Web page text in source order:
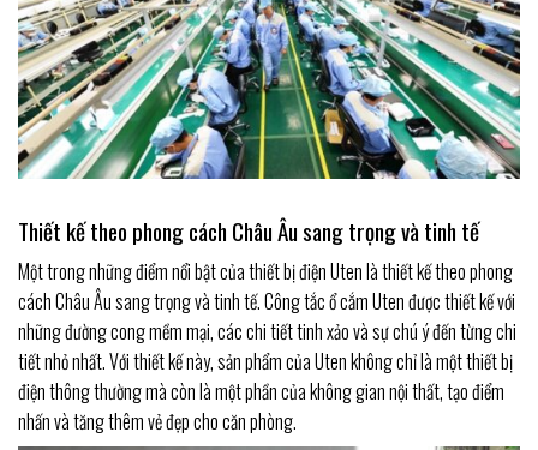
Thiết kế theo phong cách Châu Âu sang trọng và tinh tế
Một trong những điểm nổi bật của thiết bị điện Uten là thiết kế theo phong
cách Châu Âu sang trọng và tinh tế. Công tắc ổ cắm Uten được thiết kế với
những đường cong mềm mại, các chi tiết tinh xảo và sự chú ý đến từng chi
tiết nhỏ nhất. Với thiết kế này, sản phẩm của Uten không chỉ là một thiết bị
điện thông thường mà còn là một phần của không gian nội thất, tạo điểm
nhấn và tăng thêm vẻ đẹp cho căn phòng.